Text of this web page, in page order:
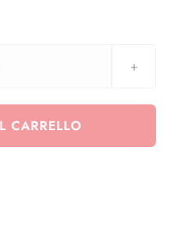
CARRELLO